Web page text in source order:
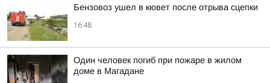
Бензовоз ушел в кювет после отрыва сцепки
16:48
Один человек погиб при пожаре в жилом
доме в Магадане